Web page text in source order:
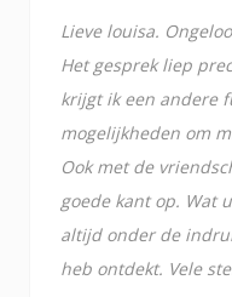
Lieve louisa.
Het gesprek liep
krijgt ik een andere
mogelijkheden om
Ook met de
goede kant op. Wat
altijd onder de
heb ontdekt. Vele